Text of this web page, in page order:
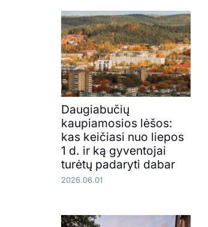
Daugiabučių
kaupiamosios lėšos:
kas keičiasi nuo liepos
1 d. ir ką gyventojai
turėtų padaryti dabar
2026.06.01